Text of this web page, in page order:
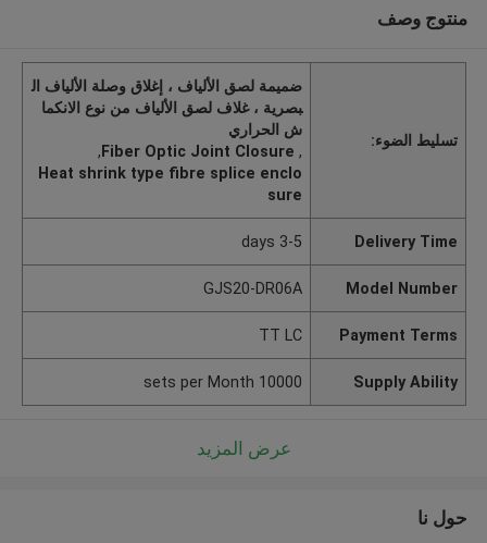
منتوج وصف
تسليط الضوء:
ضميمة لصق الألياف ، إغلاق وصلة الألياف ال
بصرية ، غلاف لصق الألياف من نوع الانكما
ش الحراري
,
Fiber Optic Joint Closure
,
Heat shrink type fibre splice enclo
sure
Delivery Time
3-5 days
Model Number
GJS20-DR06A
Payment Terms
TT LC
Supply Ability
10000 sets per Month
عرض المزيد
حول نا